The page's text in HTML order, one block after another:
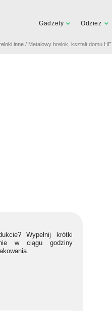
Gadżety Odzież
inne / Metalowy brelok, kształt domu
Wypełnij krótki
w ciągu godziny